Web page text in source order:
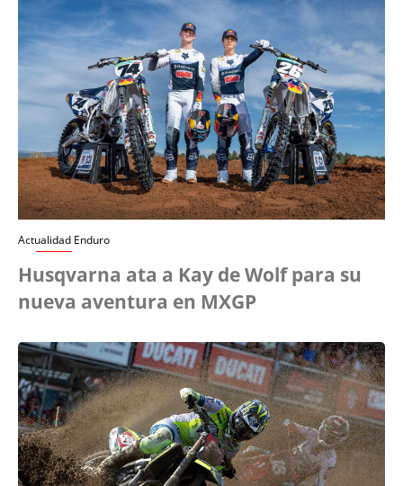
Actualidad Enduro
Husqvarna ata a Kay de Wolf para su
nueva aventura en MXGP